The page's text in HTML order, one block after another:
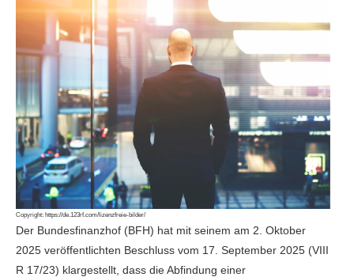
Copyright: https://de.123rf.com/lizenzfreie-bilder/
Der Bundesfinanzhof (BFH) hat mit seinem am 2. Oktober
2025 veröffentlichten Beschluss vom 17. September 2025 (VIII
R 17/23) klargestellt, dass die Abfindung einer